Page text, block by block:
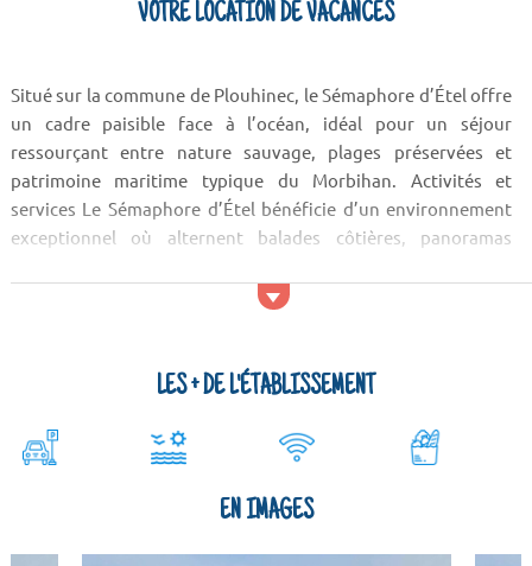
VOTRE LOCATION DE VACANCES
Situé sur la commune de Plouhinec, le Sémaphore d’Étel offre
un cadre paisible face à l’océan, idéal pour un séjour
ressourçant entre nature sauvage, plages préservées et
patrimoine maritime typique du Morbihan. Activités et
services Le Sémaphore d’Étel bénéficie d’un environnement
exceptionnel où alternent balades côtières, panoramas
LES + DE L'ÉTABLISSEMENT
EN IMAGES